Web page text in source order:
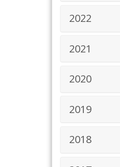
2022
2021
2020
2019
2018